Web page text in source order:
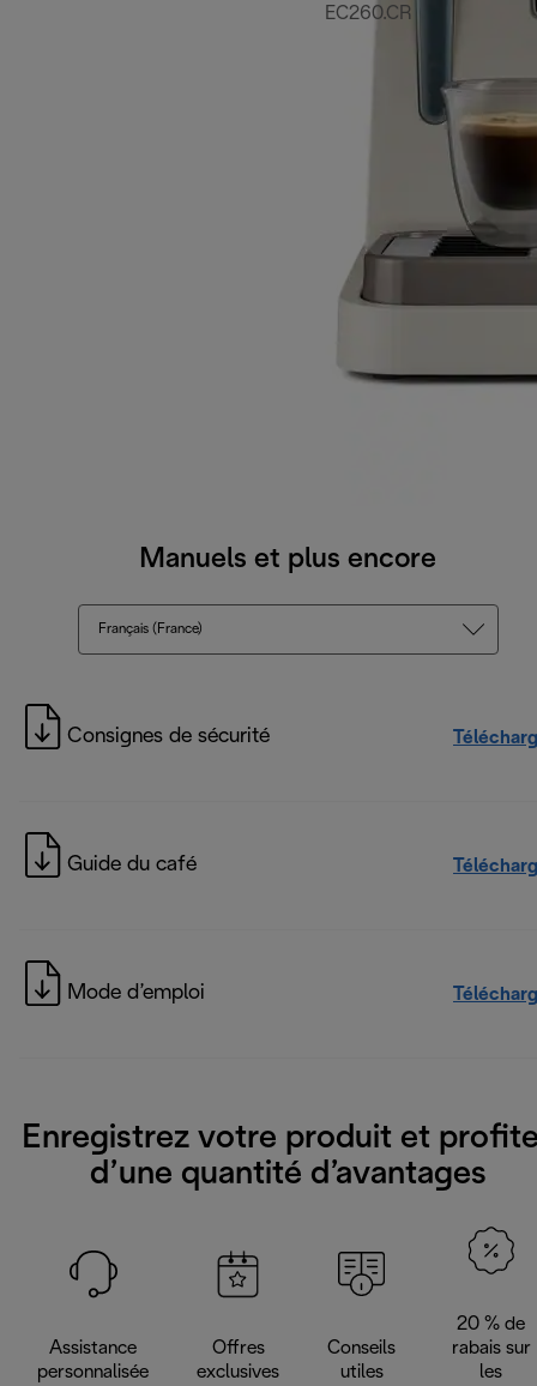
EC260.CR
Manuels et plus encore
Français (France)
Consignes de sécurité
Guide du café
Mode d’emploi
Enregistrez votre produit et
d’une quantité d’avantages
Assistance
personnalisée
Offres
exclusives
Conseils
utiles
20 % de
rabais sur
les